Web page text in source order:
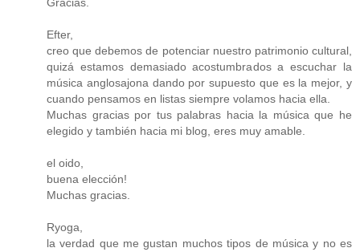
Efter,
creo que debemos de potenciar nuestro patrimonio cultural,
quizá estamos demasiado acostumbrados a escuchar la
música anglosajona dando por supuesto que es la mejor, y
cuando pensamos en listas siempre volamos hacia ella.
Muchas gracias por tus palabras hacia la música que he
elegido y también hacia mi blog, eres muy amable.
el oido,
buena elección!
Muchas gracias.
Ryoga,
la verdad que me gustan muchos tipos de música y no es